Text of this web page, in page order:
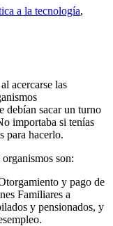
a la tecnología,
acercarse las
debían sacar un turno
importaba si tenías
para hacerlo.
son:
y pago de
Familiares a
y pensionados, y